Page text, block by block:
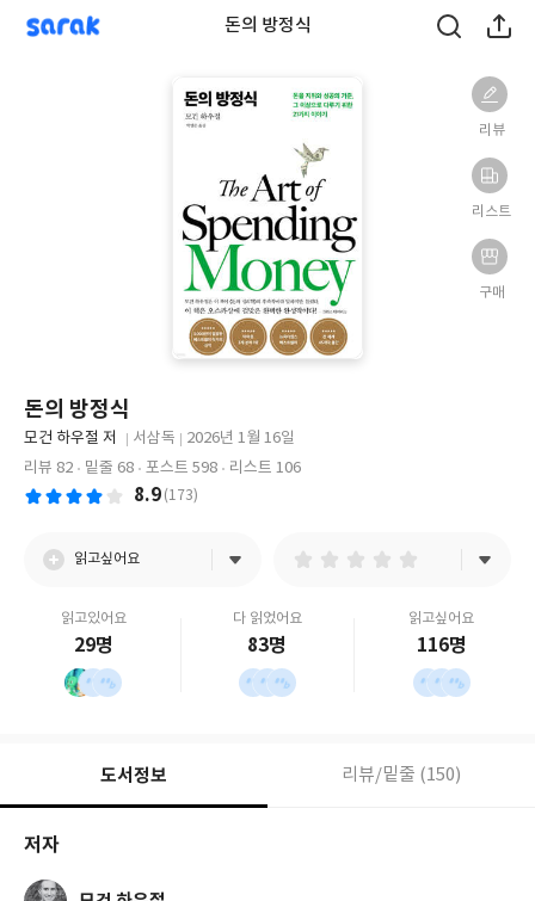
sarak 돈의 방정식
리뷰
리스트
구매
돈의 방정식
글
쓴
모건 하우절 저
출
사
서삼독
출
일
2026년 1월 16일
리뷰 82
밑줄 68 포스트 598 리스트 106
8.9 (173)
읽고싶어요
읽고있어요
29명
다 읽었어요
83명
읽고싶어요
116명
도서정보 리뷰/밑줄 (150)
저자